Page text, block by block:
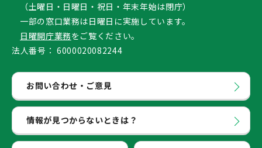
（土曜日・日曜日・祝日・年末年始は閉庁）
一部の窓口業務は日曜日に実施しています。
日曜開庁業務をご覧ください。
法人番号： 6000020082244
お問い合わせ・ご意見
情報が見つからないときは？